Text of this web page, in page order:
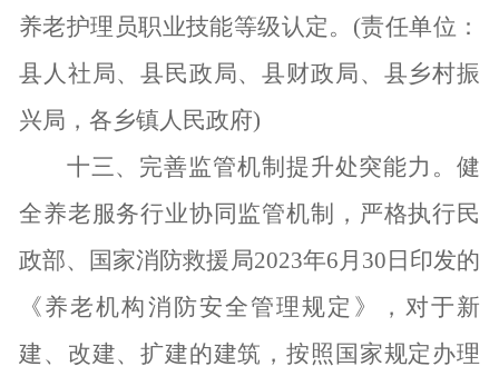
养老护理员职业技能等级认定。(责任单位：
县人社局、县民政局、县财政局、县乡村振
兴局，各乡镇人民政府)
十三、完善监管机制提升处突能力。 健
全养老服务行业协同监管机制，严格执行民
政部、国家消防救援局2023年6月30日印发的
《养老机构消防安全管理规定》，对于新
建、改建、扩建的建筑，按照国家规定办理